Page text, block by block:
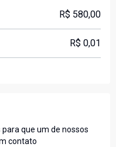
R$ 580,00
R$ 0,01
que um de nossos
contato